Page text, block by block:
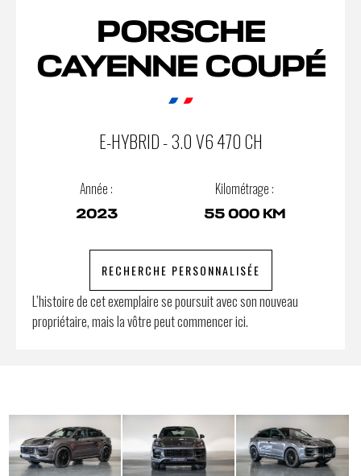
PORSCHE
CAYENNE COUPÉ
E-HYBRID - 3.0 V6 470 CH
Année :
2023
Kilométrage :
55 000 KM
RECHERCHE PERSONNALISÉE
L’histoire de cet exemplaire se poursuit avec son nouveau
propriétaire, mais la vôtre peut commencer ici.